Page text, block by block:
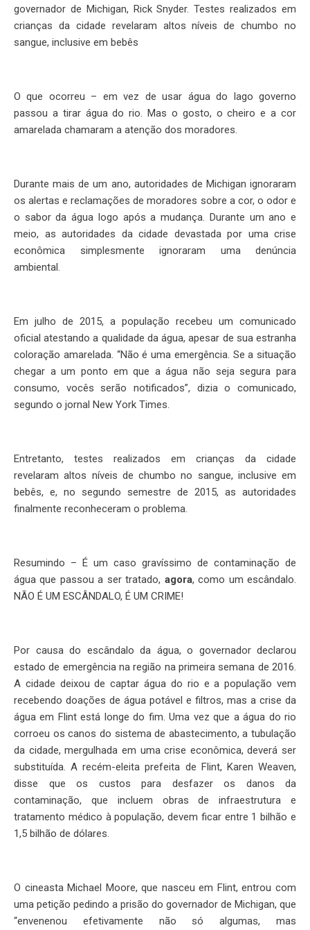
governador de Michigan, Rick Snyder. Testes realizados em
crianças da cidade revelaram altos níveis de chumbo no
sangue, inclusive em bebês
O que ocorreu – em vez de usar água do lago governo
passou a tirar água do rio. Mas o gosto, o cheiro e a cor
amarelada chamaram a atenção dos moradores.
Durante mais de um ano, autoridades de Michigan ignoraram
os alertas e reclamações de moradores sobre a cor, o odor e
o sabor da água logo após a mudança. Durante um ano e
meio, as autoridades da cidade devastada por uma crise
econômica simplesmente ignoraram uma denúncia
ambiental.
Em julho de 2015, a população recebeu um comunicado
oficial atestando a qualidade da água, apesar de sua estranha
coloração amarelada. “Não é uma emergência. Se a situação
chegar a um ponto em que a água não seja segura para
consumo, vocês serão notificados”, dizia o comunicado,
segundo o jornal New York Times.
Entretanto, testes realizados em crianças da cidade
revelaram altos níveis de chumbo no sangue, inclusive em
bebês, e, no segundo semestre de 2015, as autoridades
finalmente reconheceram o problema.
Resumindo – É um caso gravíssimo de contaminação de
água que passou a ser tratado, agora, como um escândalo.
NÃO É UM ESCÂNDALO, É UM CRIME!
Por causa do escândalo da água, o governador declarou
estado de emergência na região na primeira semana de 2016.
A cidade deixou de captar água do rio e a população vem
recebendo doações de água potável e filtros, mas a crise da
água em Flint está longe do fim. Uma vez que a água do rio
corroeu os canos do sistema de abastecimento, a tubulação
da cidade, mergulhada em uma crise econômica, deverá ser
substituída. A recém-eleita prefeita de Flint, Karen Weaven,
disse que os custos para desfazer os danos da
contaminação, que incluem obras de infraestrutura e
tratamento médico à população, devem ficar entre 1 bilhão e
1,5 bilhão de dólares.
O cineasta Michael Moore, que nasceu em Flint, entrou com
uma petição pedindo a prisão do governador de Michigan, que
“envenenou efetivamente não só algumas, mas